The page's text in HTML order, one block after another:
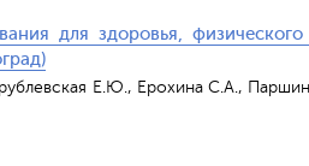
для здоровья,
Е.Ю., Ерохина С.А.,